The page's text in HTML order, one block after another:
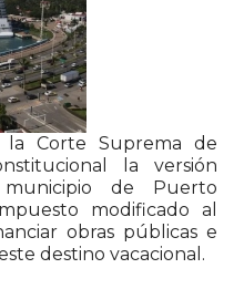
Corte Suprema de
la versión
de Puerto
modificado al
obras públicas e
destino vacacional.